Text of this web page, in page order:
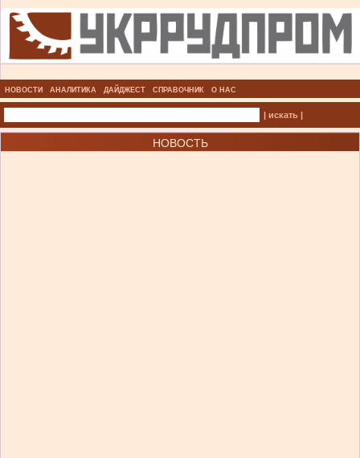
НОВОСТИ АНАЛИТИКА ДАЙДЖЕСТ СПРАВОЧНИК О НАС
| искать |
НОВОСТЬ